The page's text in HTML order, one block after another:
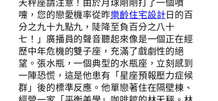
嚏，您的戀愛機率從昨樂齡住宅設計日的百
分之九十九點九，陡降至負百分之八十
七！」廣播員的聲音聽起來像是一個正在經
歷中年危機的雙子座，充滿了戲劇性的絕
望。張水瓶，一個典型的水瓶座，立刻感到
一陣恐慌，這是他患有「星座預報壓力症候
群」後的標準反應。他單戀著住在隔壁棟、